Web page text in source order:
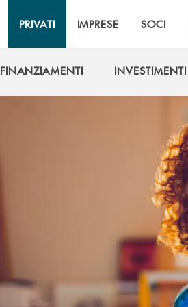
PRIVATI IMPRESE SOCI
FINANZIAMENTI
INVESTIMENTI